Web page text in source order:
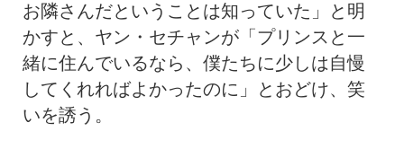
お隣さんだということは知っていた」と明
かすと、ヤン・セチャンが「プリンスと一
緒に住んでいるなら、僕たちに少しは自慢
してくれればよかったのに」とおどけ、笑
いを誘う。